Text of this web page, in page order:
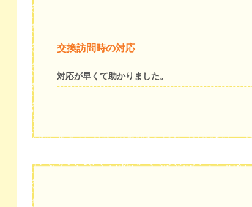
交換訪問時の対応
対応が早くて助かりました。